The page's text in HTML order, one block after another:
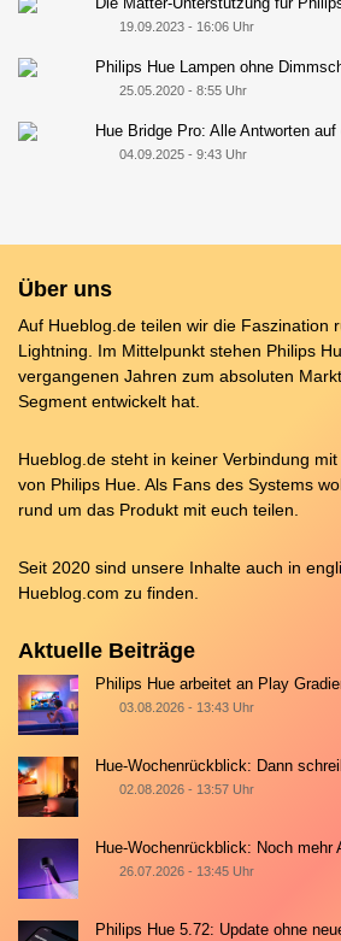
19.09.2023 - 16:06 Uhr
Philips Hue Lampen ohne
25.05.2020 - 8:55 Uhr
Hue Bridge Pro: Alle Antworten
04.09.2025 - 9:43 Uhr
Über uns
Auf Hueblog.de teilen wir die Faszination
Lightning. Im Mittelpunkt stehen Philips
vergangenen Jahren zum absoluten
Segment entwickelt hat.
Hueblog.de steht in keiner Verbindung
von Philips Hue. Als Fans des Systems
rund um das Produkt mit euch teilen.
Seit 2020 sind unsere Inhalte auch in
Hueblog.com zu finden.
Aktuelle Beiträge
Philips Hue arbeitet an Play
03.08.2026 - 13:43 Uhr
Hue-Wochenrückblick: Dann
02.08.2026 - 13:57 Uhr
Hue-Wochenrückblick: Noch
26.07.2026 - 13:45 Uhr
Philips Hue 5.72: Update ohne